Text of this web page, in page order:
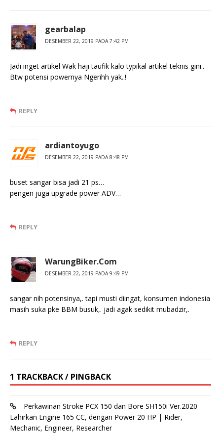
gearbalap
DESEMBER 22, 2019 PADA 7:42 PM
Jadi inget artikel Wak haji taufik kalo typikal artikel teknis gini..
Btw potensi powernya Ngerihh yak..!
REPLY
ardiantoyugo
DESEMBER 22, 2019 PADA 8:48 PM
buset sangar bisa jadi 21 ps…
pengen juga upgrade power ADV…
REPLY
WarungBiker.Com
DESEMBER 22, 2019 PADA 9:49 PM
sangar nih potensinya,. tapi musti diingat, konsumen indonesia
masih suka pke BBM busuk,. jadi agak sedikit mubadzir,.
REPLY
1 TRACKBACK / PINGBACK
Perkawinan Stroke PCX 150 dan Bore SH150i Ver.2020
Lahirkan Engine 165 CC, dengan Power 20 HP | Rider,
Mechanic, Engineer, Researcher